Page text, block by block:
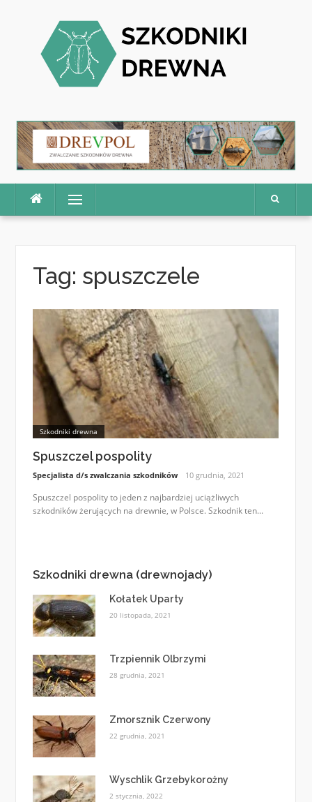
Menu
Tag: spuszczele
Szkodniki drewna
Spuszczel pospolity
Specjalista d/s zwalczania szkodników 10 grudnia, 2021
Spuszczel pospolity to jeden z najbardziej uciążliwych
szkodników żerujących na drewnie, w Polsce. Szkodnik ten...
Szkodniki drewna (drewnojady)
Kołatek Uparty
20 listopada, 2021
Trzpiennik Olbrzymi
28 grudnia, 2021
Zmorsznik Czerwony
22 grudnia, 2021
Wyschlik Grzebykorożny
2 stycznia, 2022